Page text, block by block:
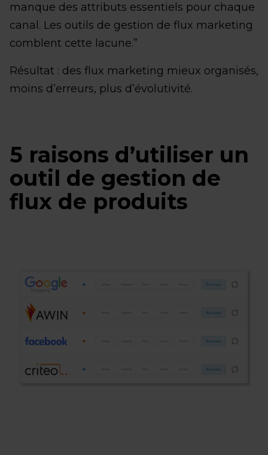
manque des attributs essentiels pour chaque
canal. Les outils de gestion de flux marketing
comblent cette lacune.”
Résultat : des flux marketing mieux organisés,
moins d’erreurs, plus d’évolutivité.
5 raisons d’utiliser un
outil de gestion de
flux de produits